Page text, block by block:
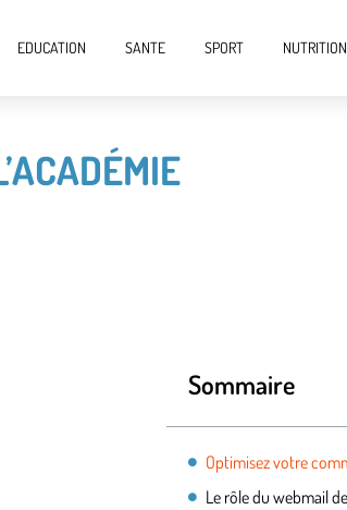
EDUCATION SANTE SPORT NUTRITION
Sommaire